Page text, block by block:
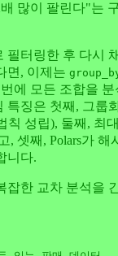
많이 팔린다"는
필터링한 후 다시
면, 이제는
번에 모든 조합을
특징은 첫째, 그룹
칙 성립), 둘째, 최
, 셋째, Polars가 해
니다.
잡한 교차 분석을